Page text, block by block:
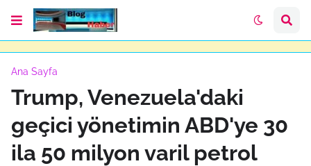
Ana Sayfa
Trump, Venezuela'daki
geçici yönetimin ABD'ye 30
ila 50 milyon varil petrol